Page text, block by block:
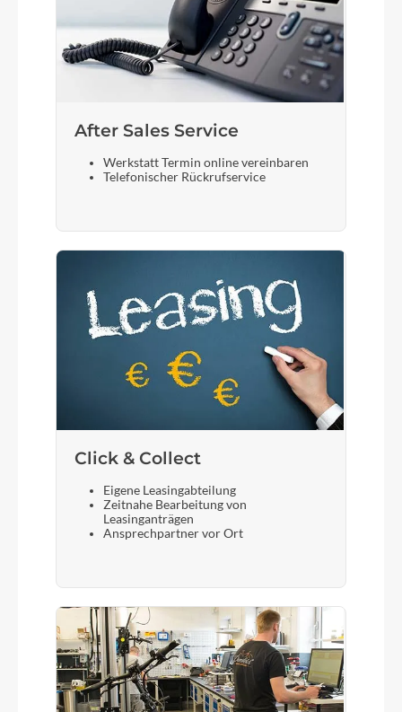
After Sales Service
Werkstatt Termin online vereinbaren
Telefonischer Rückrufservice
Click & Collect
Eigene Leasingabteilung
Zeitnahe Bearbeitung von
Leasinganträgen
Ansprechpartner vor Ort